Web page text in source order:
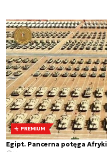
PREMIUM
Egipt. Pancerna potęga Afryki